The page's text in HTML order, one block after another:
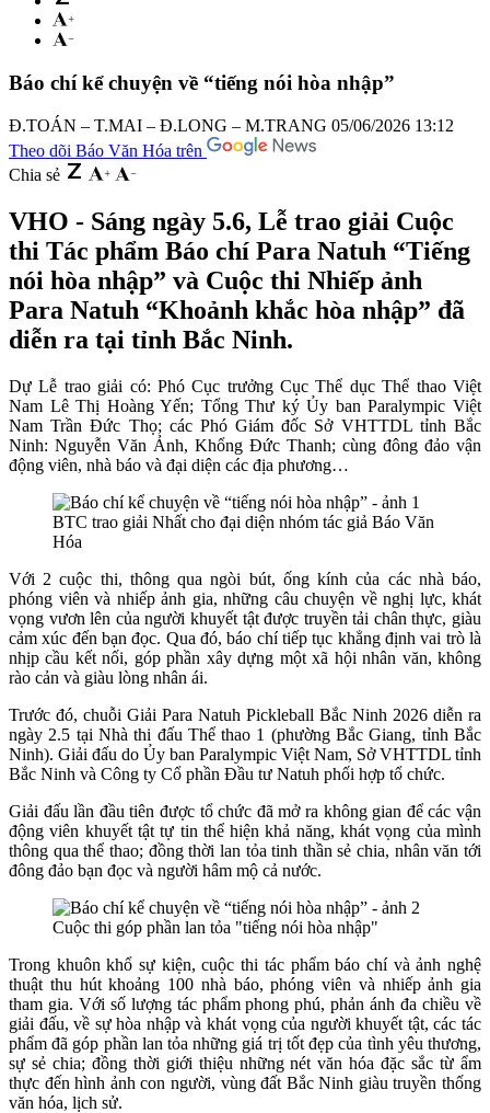
Báo chí kể chuyện về “tiếng nói hòa nhập”
Đ.TOÁN – T.MAI – Đ.LONG – M.TRANG 05/06/2026 13:12
Theo dõi Báo Văn Hóa trên
Chia sẻ
VHO - Sáng ngày 5.6, Lễ trao giải Cuộc
thi Tác phẩm Báo chí Para Natuh “Tiếng
nói hòa nhập” và Cuộc thi Nhiếp ảnh
Para Natuh “Khoảnh khắc hòa nhập” đã
diễn ra tại tỉnh Bắc Ninh.
Dự Lễ trao giải có: Phó Cục trưởng Cục Thể dục Thể thao Việt
Nam Lê Thị Hoàng Yến; Tổng Thư ký Ủy ban Paralympic Việt
Nam Trần Đức Thọ; các Phó Giám đốc Sở VHTTDL tỉnh Bắc
Ninh: Nguyễn Văn Ảnh, Khổng Đức Thanh; cùng đông đảo vận
động viên, nhà báo và đại diện các địa phương…
BTC trao giải Nhất cho đại diện nhóm tác giả Báo Văn
Hóa
Với 2 cuộc thi, thông qua ngòi bút, ống kính của các nhà báo,
phóng viên và nhiếp ảnh gia, những câu chuyện về nghị lực, khát
vọng vươn lên của người khuyết tật được truyền tải chân thực, giàu
cảm xúc đến bạn đọc. Qua đó, báo chí tiếp tục khẳng định vai trò là
nhịp cầu kết nối, góp phần xây dựng một xã hội nhân văn, không
rào cản và giàu lòng nhân ái.
Trước đó, chuỗi Giải Para Natuh Pickleball Bắc Ninh 2026 diễn ra
ngày 2.5 tại Nhà thi đấu Thể thao 1 (phường Bắc Giang, tỉnh Bắc
Ninh). Giải đấu do Ủy ban Paralympic Việt Nam, Sở VHTTDL tỉnh
Bắc Ninh và Công ty Cổ phần Đầu tư Natuh phối hợp tổ chức.
Giải đấu lần đầu tiên được tổ chức đã mở ra không gian để các vận
động viên khuyết tật tự tin thể hiện khả năng, khát vọng của mình
thông qua thể thao; đồng thời lan tỏa tinh thần sẻ chia, nhân văn tới
đông đảo bạn đọc và người hâm mộ cả nước.
Cuộc thi góp phần lan tỏa "tiếng nói hòa nhập"
Trong khuôn khổ sự kiện, cuộc thi tác phẩm báo chí và ảnh nghệ
thuật thu hút khoảng 100 nhà báo, phóng viên và nhiếp ảnh gia
tham gia. Với số lượng tác phẩm phong phú, phản ánh đa chiều về
giải đấu, về sự hòa nhập và khát vọng của người khuyết tật, các tác
phẩm đã góp phần lan tỏa những giá trị tốt đẹp của tình yêu thương,
sự sẻ chia; đồng thời giới thiệu những nét văn hóa đặc sắc từ ẩm
thực đến hình ảnh con người, vùng đất Bắc Ninh giàu truyền thống
văn hóa, lịch sử.